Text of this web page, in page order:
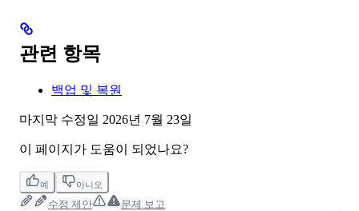
관련 항목
백업 및 복원
마지막 수정일 2026년 7월 23일
이 페이지가 도움이 되었나요?
예 아니오
수정 제안 문제 보고